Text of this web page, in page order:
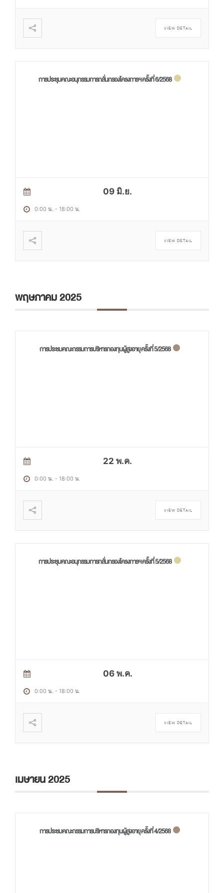
VIEW DETAIL
การประชุมคณะอนุกรรมการกลั่นกรองโครงการฯ ครั้งที่ 6/2568
09 มิ.ย.
0:00 น. - 18:00 น.
VIEW DETAIL
พฤษภาคม 2025
การประชมคณะกรรมการบริหารกองทุนผู้สูงอายุ ครั้งที่ 5/2568
22 พ.ค.
0:00 น. - 18:00 น.
VIEW DETAIL
การประชุมคณะอนุกรรมการกลั่นกรองโครงการฯ ครั้งที่ 5/2568
06 พ.ค.
0:00 น. - 18:00 น.
VIEW DETAIL
เมษายน 2025
การประชมคณะกรรมการบริหารกองทุนผู้สูงอายุ ครั้งที่ 4/2568